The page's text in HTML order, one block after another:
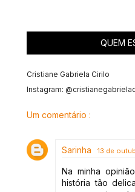
QUEM
Cristiane Gabriela Cirilo
Instagram:
Um comentário :
Sarinha 13 de
Na minha
história tão